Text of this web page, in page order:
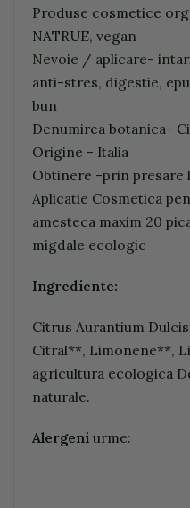
Produse cosmetice
NATRUE, vegan
Nevoie / aplicare-
anti-stres, digestie,
bun
Denumirea botanica-
Origine - Italia
Obtinere -prin presare
Aplicatie Cosmetica
amesteca maxim 20
migdale ecologic
Ingrediente:
Citrus Aurantium
Citral**, Limonene**,
agricultura ecologica
naturale.
Alergeni urme: